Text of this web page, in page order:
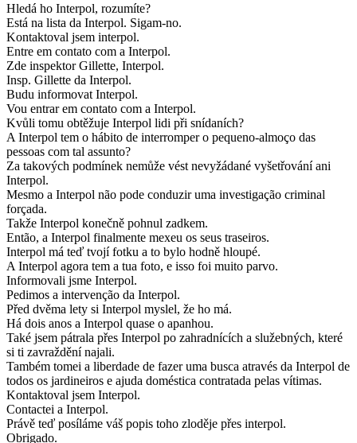
Hledá ho Interpol, rozumíte?
Está na lista da Interpol. Sigam-no.
Kontaktoval jsem interpol.
Entre em contato com a Interpol.
Zde inspektor Gillette, Interpol.
Insp. Gillette da Interpol.
Budu informovat Interpol.
Vou entrar em contato com a Interpol.
Kvůli tomu obtěžuje Interpol lidi při snídaních?
A Interpol tem o hábito de interromper o pequeno-almoço das
pessoas com tal assunto?
Za takových podmínek nemůže vést nevyžádané vyšetřování ani
Interpol.
Mesmo a Interpol não pode conduzir uma investigação criminal
forçada.
Takže Interpol konečně pohnul zadkem.
Então, a Interpol finalmente mexeu os seus traseiros.
Interpol má teď tvojí fotku a to bylo hodně hloupé.
A Interpol agora tem a tua foto, e isso foi muito parvo.
Informovali jsme Interpol.
Pedimos a intervenção da Interpol.
Před dvěma lety si Interpol myslel, že ho má.
Há dois anos a Interpol quase o apanhou.
Také jsem pátrala přes Interpol po zahradnících a služebných, které
si ti zavraždění najali.
Também tomei a liberdade de fazer uma busca através da Interpol de
todos os jardineiros e ajuda doméstica contratada pelas vítimas.
Kontaktoval jsem Interpol.
Contactei a Interpol.
Právě teď posíláme váš popis toho zloděje přes interpol.
Obrigado.